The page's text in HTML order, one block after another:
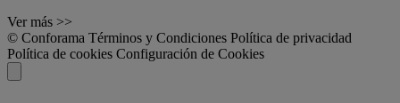
Ver más >>
© Conforama Términos y Condiciones Política de privacidad
Política de cookies Configuración de Cookies